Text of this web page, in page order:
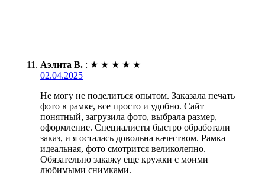
Аэлита В. : ★ ★ ★ ★ ★
02.04.2025
Не могу не поделиться опытом. Заказала печать
фото в рамке, все просто и удобно. Сайт
понятный, загрузила фото, выбрала размер,
оформление. Специалисты быстро обработали
заказ, и я осталась довольна качеством. Рамка
идеальная, фото смотрится великолепно.
Обязательно закажу еще кружки с моими
любимыми снимками.